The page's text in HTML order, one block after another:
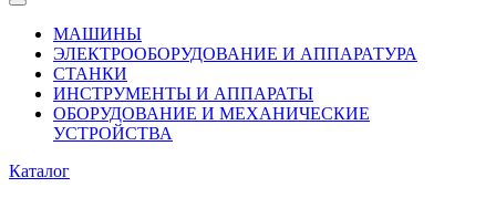
МАШИНЫ
ЭЛЕКТРООБОРУДОВАНИЕ И АППАРАТУРА
СТАНКИ
ИНСТРУМЕНТЫ И АППАРАТЫ
ОБОРУДОВАНИЕ И МЕХАНИЧЕСКИЕ
УСТРОЙСТВА
Каталог